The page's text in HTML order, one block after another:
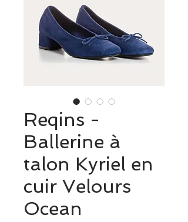
Reqins -
Ballerine à
talon Kyriel en
cuir Velours
Ocean